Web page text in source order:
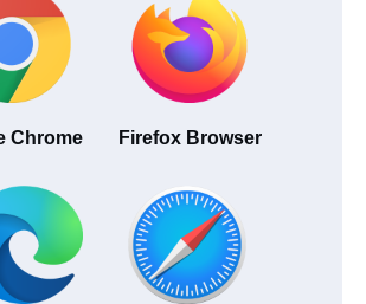
Chrome Firefox Browser